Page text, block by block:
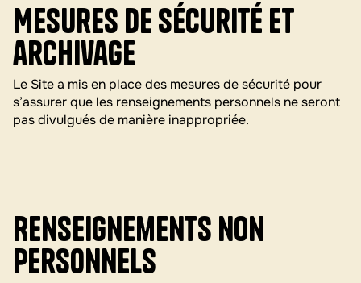
Mesures de sécurité et
archivage
Le Site a mis en place des mesures de sécurité pour
s’assurer que les renseignements personnels ne seront
pas divulgués de manière inappropriée.
Renseignements non
personnels